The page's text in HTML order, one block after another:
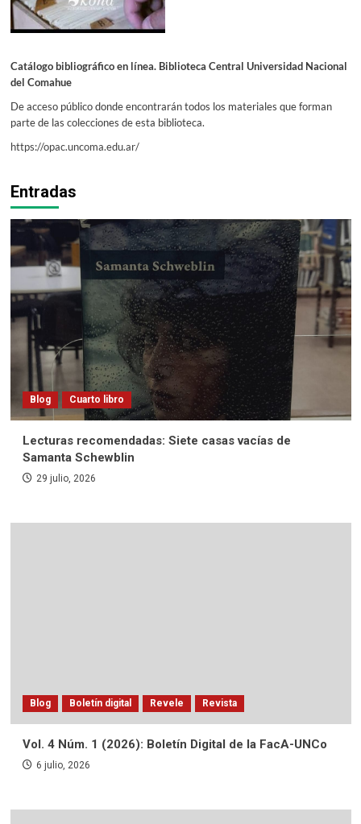
Catálogo bibliográfico en línea. Biblioteca Central Universidad Nacional
del Comahue
De acceso público donde encontrarán todos los materiales que forman
parte de las colecciones de esta biblioteca.
https://opac.uncoma.edu.ar/
Entradas
Blog Cuarto libro
Lecturas recomendadas: Siete casas vacías de
Samanta Schewblin
29 julio, 2026
Blog Boletín digital Revele Revista
Vol. 4 Núm. 1 (2026): Boletín Digital de la FacA-UNCo
6 julio, 2026